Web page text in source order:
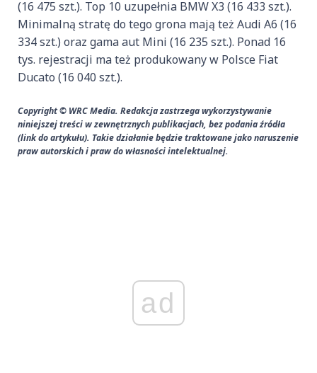
(16 475 szt.). Top 10 uzupełnia BMW X3 (16 433 szt.).
Minimalną stratę do tego grona mają też Audi A6 (16
334 szt.) oraz gama aut Mini (16 235 szt.). Ponad 16
tys. rejestracji ma też produkowany w Polsce Fiat
Ducato (16 040 szt.).
Copyright © WRC Media. Redakcja zastrzega wykorzystywanie
niniejszej treści w zewnętrznych publikacjach, bez podania źródła
(link do artykułu). Takie działanie będzie traktowane jako naruszenie
praw autorskich i praw do własności intelektualnej.
ad